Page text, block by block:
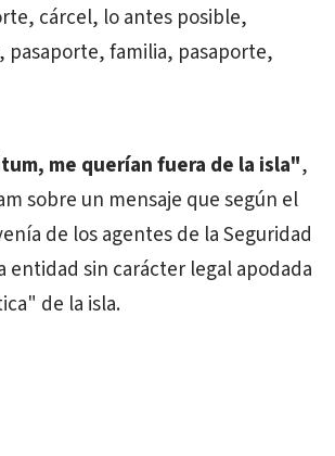
cárcel, lo antes posible,
pasaporte, familia, pasaporte,
me querían fuera de la isla",
sobre un mensaje que según el
de los agentes de la Seguridad
entidad sin carácter legal apodada
de la isla.